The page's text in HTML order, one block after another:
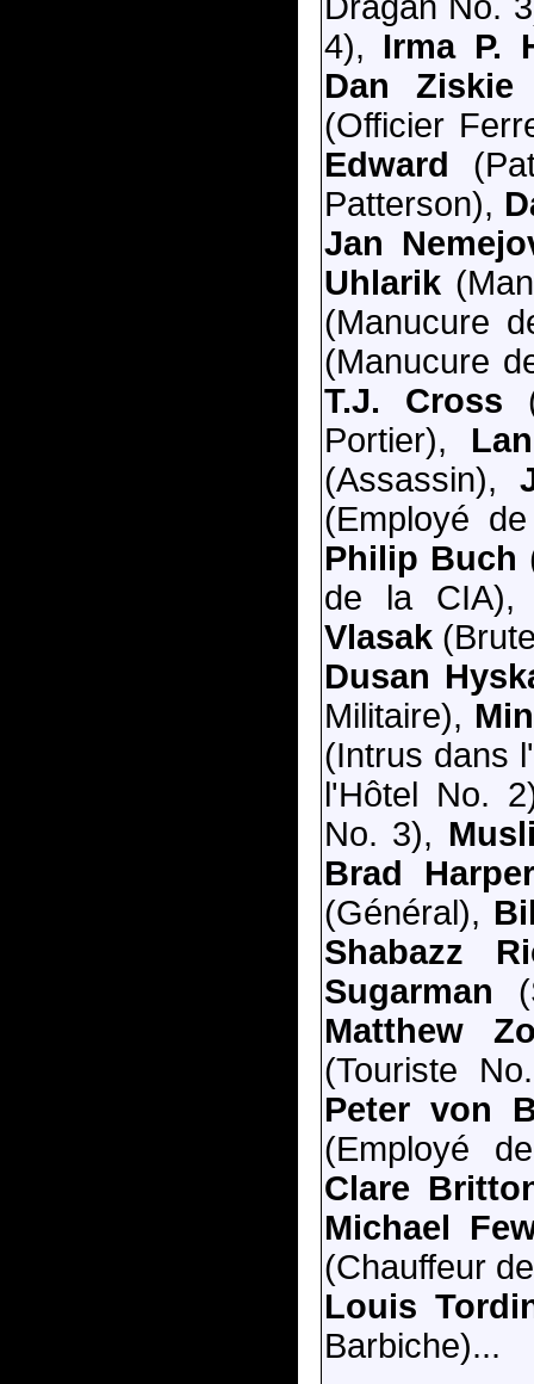
4), Irma P.
Dan Ziskie
(Officier
Edward
Patterson),
Jan
Uhlarik
(Manucure
(Manucure
T.J. Cross
Portier),
(Assassin),
(Employé
Philip Buch
de la
Vlasak
Dusan
Militaire),
(Intrus dans
l'Hôtel No.
No. 3),
Brad
(Général),
Shabazz
Sugarman
Matthew
(Touriste
Peter von
(Employé
Clare
Michael
(Chauffeur
Louis
Barbiche)...